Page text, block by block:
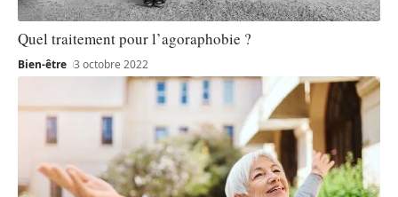
Quel traitement pour l’agoraphobie ?
Bien-être 3 octobre 2022